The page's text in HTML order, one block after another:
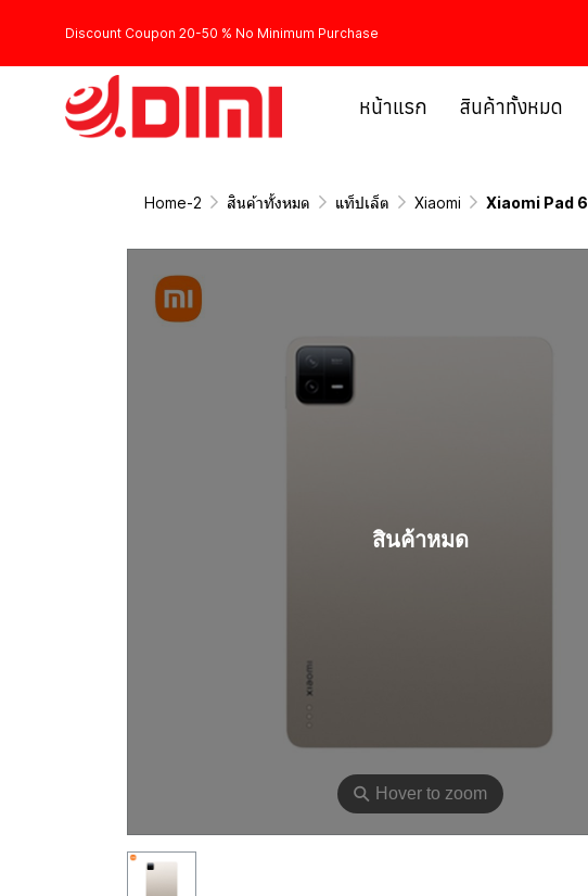
Discount Coupon 20-50 % No Minimum Purchase
หน้าแรก สินค้าทั้งหมด
Home-2 สินค้าทั้งหมด แท็ปเล็ต Xiaomi Xiaomi Pad 6
⚲ Hover to zoom
สินค้าหมด